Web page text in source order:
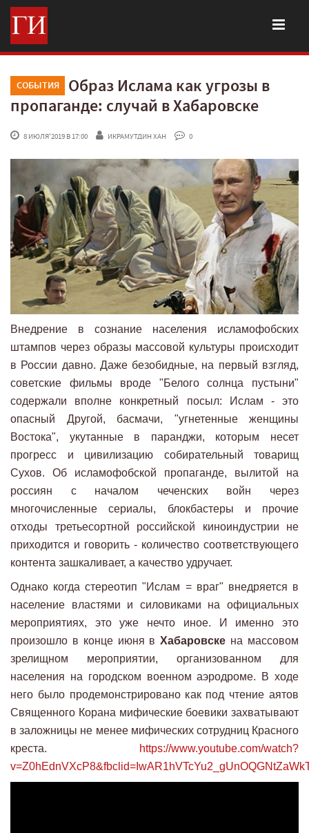
СОБЫТИЯ
Образ Ислама как угрозы в
пропаганде: случай в Хабаровске
8 ИЮЛЯ'2019 В 17:00 ИКРАМУТДИН ХАН 0
Внедрение в сознание населения исламофобских
штампов через образы массовой культуры происходит
в России давно. Даже безобидные, на первый взгляд,
советские фильмы вроде "Белого солнца пустыни"
содержали вполне конкретный посыл: Ислам - это
опасный Другой, басмачи, "угнетенные женщины
Востока", укутанные в паранджи, которым несет
прогресс и цивилизацию собирательный товарищ
Сухов. Об исламофобской пропаганде, вылитой на
россиян с началом чеченских войн через
многочисленные сериалы, блокбастеры и прочие
отходы третьесортной российской киноиндустрии не
приходится и говорить - количество соответствующего
контента зашкаливает, а качество удручает.
Однако когда стереотип "Ислам = враг" внедряется в
население властями и силовиками на официальных
мероприятиях, это уже нечто иное. И именно это
произошло в конце июня вХабаровске на массовом
зрелищном мероприятии, организованном для
населения на городском военном аэродроме. В ходе
него было продемонстрировано как под чтение аятов
Священного Корана мифические боевики захватывают
в заложницы не менее мифических сотрудниц Красного
креста.
https://www.youtube.com/watch?